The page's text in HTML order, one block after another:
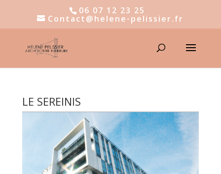
06 07 12 23 25
Contact@helene-pelissier.fr
LE SEREINIS